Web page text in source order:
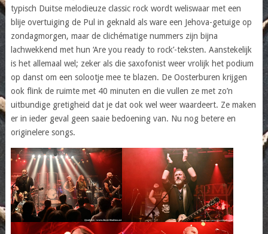
typisch Duitse melodieuze classic rock wordt weliswaar met een
blije overtuiging de Pul in geknald als ware een Jehova-getuige op
zondagmorgen, maar de clichématige nummers zijn bijna
lachwekkend met hun ‘Are you ready to rock’-teksten. Aanstekelijk
is het allemaal wel; zeker als die saxofonist weer vrolijk het podium
op danst om een solootje mee te blazen. De Oosterburen krijgen
ook flink de ruimte met 40 minuten en die vullen ze met zo’n
uitbundige gretigheid dat je dat ook wel weer waardeert. Ze maken
er in ieder geval geen saaie bedoening van. Nu nog betere en
originelere songs.